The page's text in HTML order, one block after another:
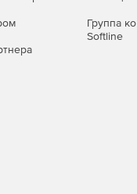
Группа
Softline